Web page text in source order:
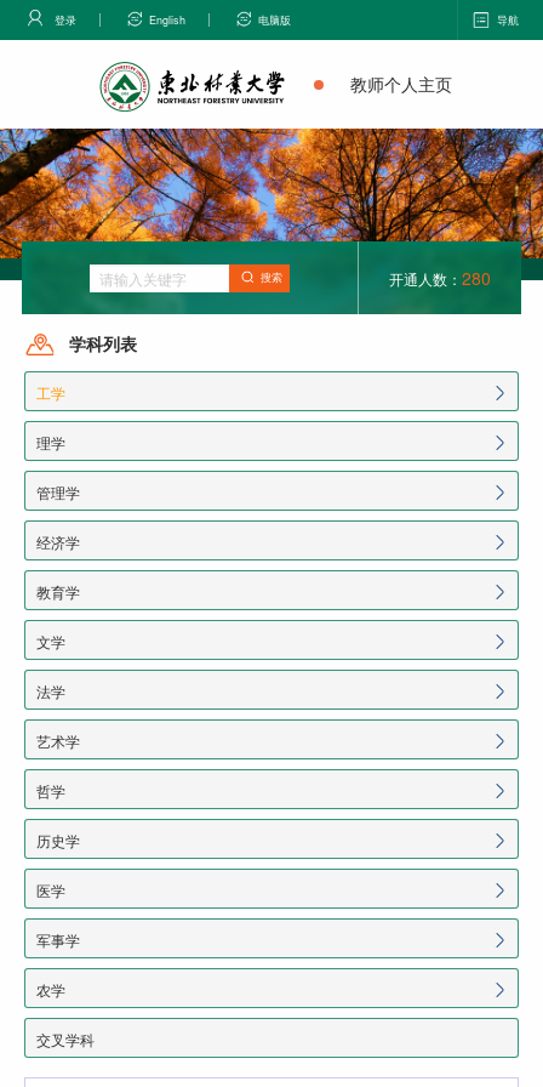
登录 English 电脑版 导航
教师个人主页
搜索 开通人数： 280
学科列表
工学
理学
管理学
经济学
教育学
文学
法学
艺术学
哲学
历史学
医学
军事学
农学
交叉学科